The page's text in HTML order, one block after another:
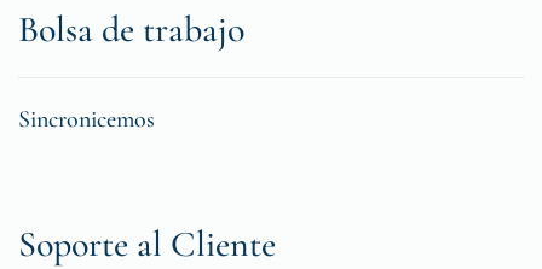
Bolsa de trabajo
Sincronicemos
Soporte al Cliente